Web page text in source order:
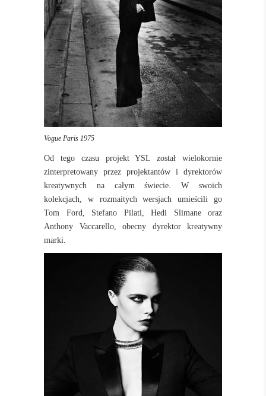
Vogue Paris 1975
Od tego czasu projekt YSL został wielokornie
zinterpretowany przez projektantów i dyrektorów
kreatywnych na całym świecie. W swoich
kolekcjach, w rozmaitych wersjach umieścili go
Tom Ford, Stefano Pilati, Hedi Slimane oraz
Anthony Vaccarello, obecny dyrektor kreatywny
marki.